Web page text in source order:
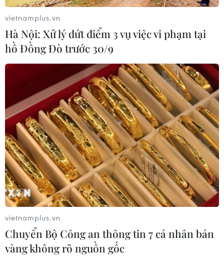
nhân phản đối Trung Quốc.
Việt Nam cam kết sẽ đảm bảo an toàn cho
các doanh nghiệp
19/05/2014 14:54
Theo Chủ tịch VCCI, Việt Nam thực hiện mọi biện pháp
cần thiết để đảm bảo an ninh và an toàn tính mạng, tài
vietnamplus.vn
Hà Nội: Xử lý dứt điểm 3 vụ việc vi phạm tại
hồ Đồng Đò trước 30/9
vietnamplus.vn
Chuyển Bộ Công an thông tin 7 cá nhân bán
vàng không rõ nguồn gốc